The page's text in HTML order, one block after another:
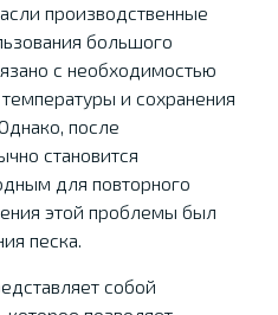
производственные
большого
с необходимостью
и сохранения
после
становится
для повторного
этой проблемы был
песка.
собой